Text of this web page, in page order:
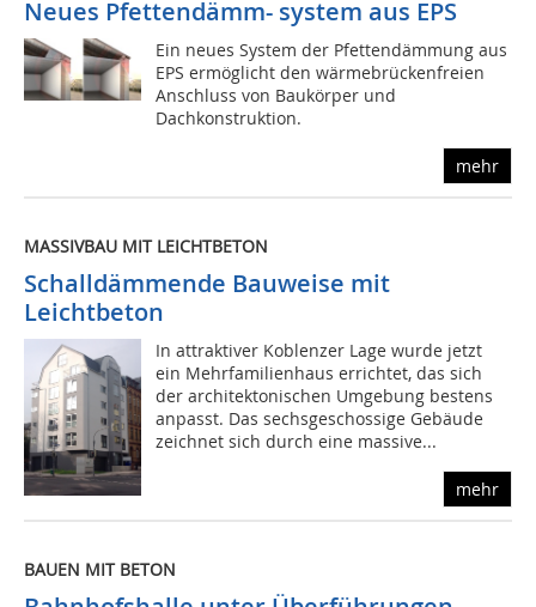
Neues Pfettendämm- system aus EPS
Ein neues System der Pfettendämmung aus
EPS ermöglicht den wärmebrückenfreien
Anschluss von Baukörper und
Dachkonstruktion.
mehr
MASSIVBAU MIT LEICHTBETON
Schalldämmende Bauweise mit
Leichtbeton
In attraktiver Koblenzer Lage wurde jetzt
ein Mehrfamilienhaus errichtet, das sich
der architektonischen Umgebung bestens
anpasst. Das sechsgeschossige Gebäude
zeichnet sich durch eine massive...
mehr
BAUEN MIT BETON